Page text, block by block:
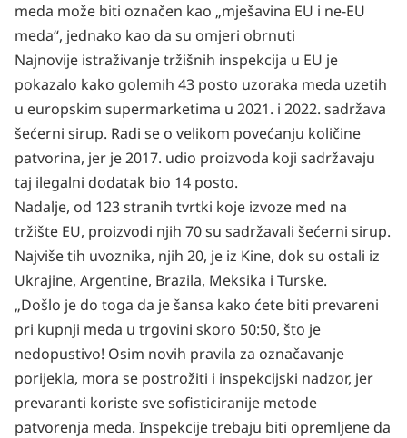
meda može biti označen kao „mješavina EU i ne-EU
meda“, jednako kao da su omjeri obrnuti
Najnovije istraživanje tržišnih inspekcija u EU je
pokazalo kako golemih 43 posto uzoraka meda uzetih
u europskim supermarketima u 2021. i 2022. sadržava
šećerni sirup. Radi se o velikom povećanju količine
patvorina, jer je 2017. udio proizvoda koji sadržavaju
taj ilegalni dodatak bio 14 posto.
Nadalje, od 123 stranih tvrtki koje izvoze med na
tržište EU, proizvodi njih 70 su sadržavali šećerni sirup.
Najviše tih uvoznika, njih 20, je iz Kine, dok su ostali iz
Ukrajine, Argentine, Brazila, Meksika i Turske.
„Došlo je do toga da je šansa kako ćete biti prevareni
pri kupnji meda u trgovini skoro 50:50, što je
nedopustivo! Osim novih pravila za označavanje
porijekla, mora se postrožiti i inspekcijski nadzor, jer
prevaranti koriste sve sofisticiranije metode
patvorenja meda. Inspekcije trebaju biti opremljene da